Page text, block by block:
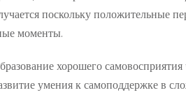
поскольку положительные
моменты.
хорошего
умения к самоподдержке в